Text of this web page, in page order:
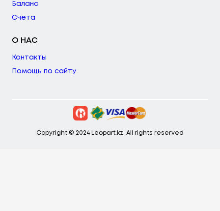
Баланс
Счета
О НАС
Контакты
Помощь по сайту
Copyright © 2024 Leopart.kz. All rights reserved